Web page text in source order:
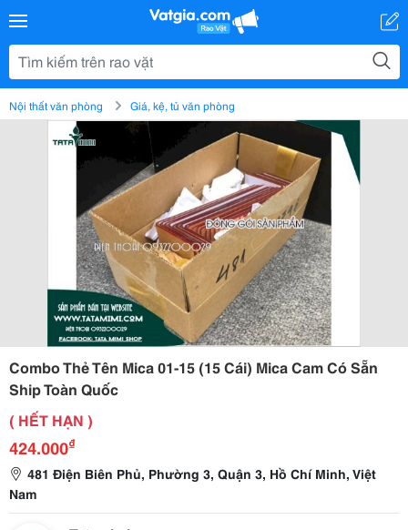
Nội thất văn phòng Giá, kệ, tủ văn phòng
Combo Thẻ Tên Mica 01-15 (15 Cái) Mica Cam Có Sẵn
Ship Toàn Quốc
( HẾT HẠN )
424.000₫
481 Điện Biên Phủ, Phường 3, Quận 3, Hồ Chí Minh, Việt
Nam